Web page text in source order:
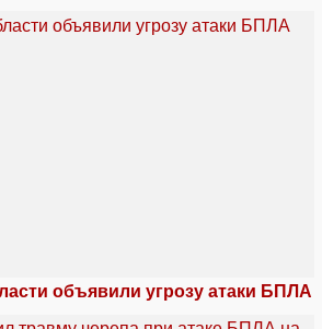
объявили угрозу атаки БПЛА